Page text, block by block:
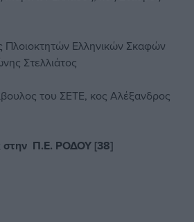
Ελληνικών Σκαφών
Στελλιάτος
του ΣΕΤΕ, κος Αλέξανδρος
στην Π.Ε. ΡΟΔΟΥ [38]